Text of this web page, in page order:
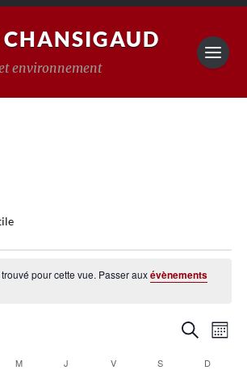
environnement
pour cette vue. Passer auxévènements
MOIS
M J V S D